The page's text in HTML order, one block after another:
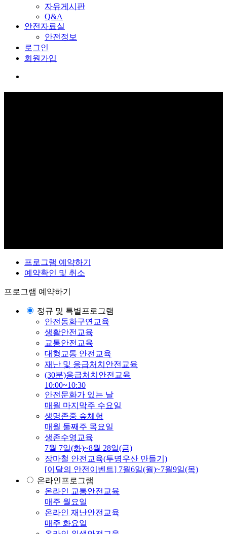
자유게시판
Q&A
안전자료실
안전정보
로그인
회원가입
프로그램 예약하기
예약확인 및 취소
프로그램 예약하기
정규 및 특별프로그램
안전동화구연교육
생활안전교육
교통안전교육
대형교통 안전교육
재난 및 응급처치안전교육
(30분)응급처치안전교육
10:00~10:30
안전문화가 있는 날
매월 마지막주 수요일
생명존중 숲체험
매월 둘째주 목요일
생존수영교육
7월 7일(화)~8월 28일(금)
장마철 안전교육(투명우산 만들기)
[이달의 안전이벤트] 7월6일(월)~7월9일(목)
온라인프로그램
온라인 교통안전교육
매주 월요일
온라인 재난안전교육
매주 화요일